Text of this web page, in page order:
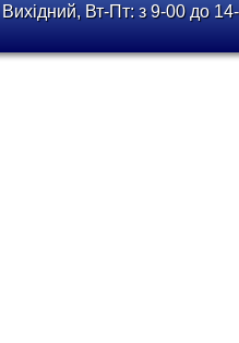
Вт-Пт: з 9-00 до